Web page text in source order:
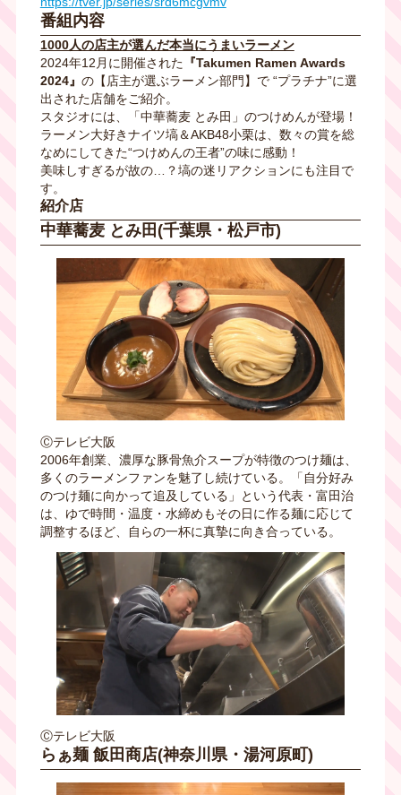
番組内容
1000人の店主が選んだ本当にうまいラーメン
2024年12月に開催された 『Takumen Ramen Awards
2024』 の【店主が選ぶラーメン部門】で “プラチナ”に選
出された店舗をご紹介。
スタジオには、「中華蕎麦 とみ田」のつけめんが登場！
ラーメン大好きナイツ塙＆AKB48小栗は、数々の賞を総
なめにしてきた“つけめんの王者”の味に感動！
美味しすぎるが故の…？塙の迷リアクションにも注目で
す。
紹介店
中華蕎麦 とみ田(千葉県・松戸市)
Ⓒテレビ大阪
2006年創業、濃厚な豚骨魚介スープが特徴のつけ麺は、
多くのラーメンファンを魅了し続けている。「自分好み
のつけ麺に向かって追及している」という代表・富田治
は、ゆで時間・温度・水締めもその日に作る麺に応じて
調整するほど、自らの一杯に真摯に向き合っている。
Ⓒテレビ大阪
らぁ麺 飯田商店(神奈川県・湯河原町)